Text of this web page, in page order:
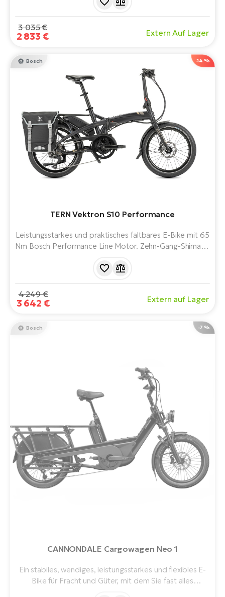
ohne auf Komfort verzichten zu müssen.
3 035 €
2 833 € Extern Auf Lager
-14 %
Bosch
TERN Vektron S10 Performance
Leistungsstarkes und praktisches faltbares E-Bike mit 65
Nm Bosch Performance Line Motor. Zehn-Gang-Shimano
Hydraulikbremsen. Es lässt sich leicht zusammenklappen,
4 249 €
3 642 € Extern auf Lager
-7 %
Bosch
CANNONDALE Cargowagen Neo 1
Ein stabiles, wendiges, leistungsstarkes und flexibles E-
Bike für Fracht und Güter, mit dem Sie fast alles